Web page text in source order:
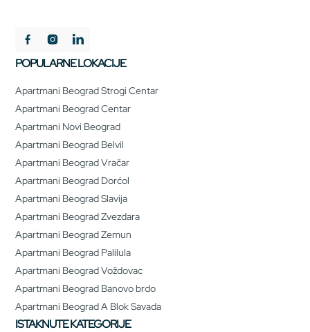
POPULARNE LOKACIJE
Apartmani Beograd Strogi Centar
Apartmani Beograd Centar
Apartmani Novi Beograd
Apartmani Beograd Belvil
Apartmani Beograd Vračar
Apartmani Beograd Dorćol
Apartmani Beograd Slavija
Apartmani Beograd Zvezdara
Apartmani Beograd Zemun
Apartmani Beograd Palilula
Apartmani Beograd Voždovac
Apartmani Beograd Banovo brdo
Apartmani Beograd A Blok Savada
ISTAKNUTE KATEGORIJE